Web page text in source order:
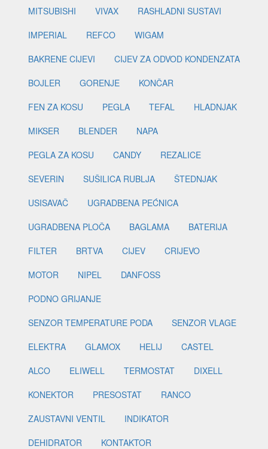
MITSUBISHI
VIVAX
RASHLADNI SUSTAVI
IMPERIAL
REFCO
WIGAM
BAKRENE CIJEVI
CIJEV ZA ODVOD KONDENZATA
BOJLER
GORENJE
KONČAR
FEN ZA KOSU
PEGLA TEFAL
HLADNJAK
MIKSER
BLENDER
NAPA
PEGLA ZA KOSU
CANDY
REZALICE
SEVERIN
SUŠILICA RUBLJA
ŠTEDNJAK
USISAVAČ
UGRADBENA PEĆNICA
UGRADBENA PLOČA
BAGLAMA
BATERIJA
FILTER
BRTVA CIJEV
CRIJEVO
MOTOR
NIPEL
DANFOSS
PODNO GRIJANJE
SENZOR TEMPERATURE PODA
SENZOR VLAGE
ELEKTRA
GLAMOX HELIJ
CASTEL
ALCO
ELIWELL TERMOSTAT
DIXELL
KONEKTOR
PRESOSTAT
RANCO
ZAUSTAVNI VENTIL
INDIKATOR
DEHIDRATOR
KONTAKTOR